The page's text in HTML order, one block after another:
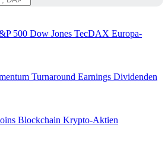
500 Dow Jones TecDAX Europa-
Turnaround Earnings Dividenden
Blockchain Krypto-Aktien